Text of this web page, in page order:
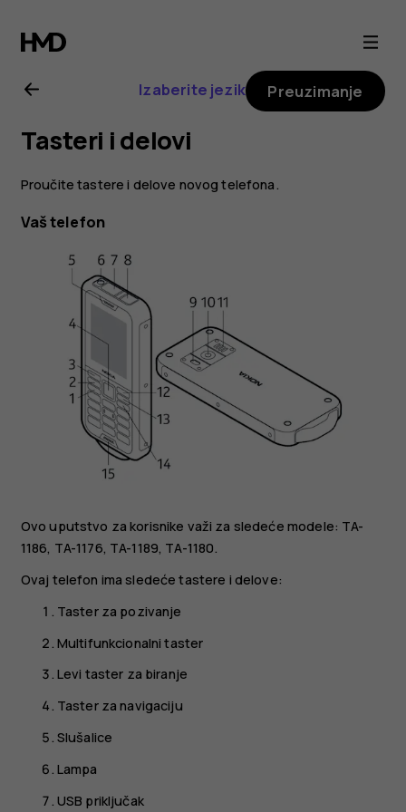
Nokia
800
uputstvo
za
korisnika
Izaberite jezik Preuzimanje
Tasteri i delovi
Proučite tastere i delove novog telefona.
Vaš telefon
Ovo uputstvo za korisnike važi za sledeće modele: TA-
1186, TA-1176, TA-1189, TA-1180.
Ovaj telefon ima sledeće tastere i delove:
Taster za pozivanje
Multifunkcionalni taster
Levi taster za biranje
Taster za navigaciju
Slušalice
Lampa
USB priključak